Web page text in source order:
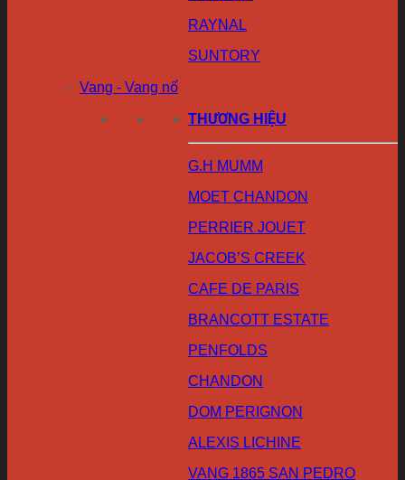
RAYNAL
SUNTORY
Vang - Vang nổ
THƯƠNG HIỆU
G.H MUMM
MOET CHANDON
PERRIER JOUET
JACOB’S CREEK
CAFE DE PARIS
BRANCOTT ESTATE
PENFOLDS
CHANDON
DOM PERIGNON
ALEXIS LICHINE
VANG 1865 SAN PEDRO